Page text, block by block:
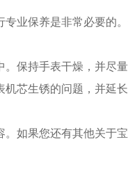
保养是非常必要的。
持手表干燥，并尽量
生锈的问题，并延
。如果您还有其他关于